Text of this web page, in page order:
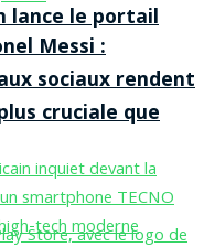
lance le portail
Messi :
sociaux rendent
cruciale que